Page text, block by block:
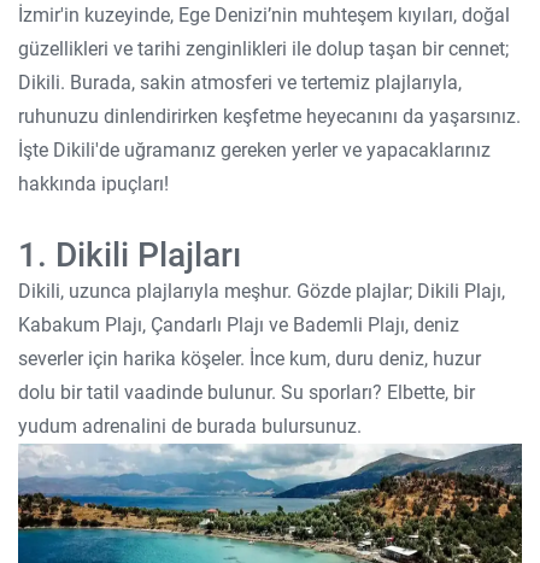
İzmir'in kuzeyinde, Ege Denizi’nin muhteşem kıyıları, doğal
güzellikleri ve tarihi zenginlikleri ile dolup taşan bir cennet;
Dikili. Burada, sakin atmosferi ve tertemiz plajlarıyla,
ruhunuzu dinlendirirken keşfetme heyecanını da yaşarsınız.
İşte Dikili'de uğramanız gereken yerler ve yapacaklarınız
hakkında ipuçları!
1. Dikili Plajları
Dikili, uzunca plajlarıyla meşhur. Gözde plajlar; Dikili Plajı,
Kabakum Plajı, Çandarlı Plajı ve Bademli Plajı, deniz
severler için harika köşeler. İnce kum, duru deniz, huzur
dolu bir tatil vaadinde bulunur. Su sporları? Elbette, bir
yudum adrenalini de burada bulursunuz.